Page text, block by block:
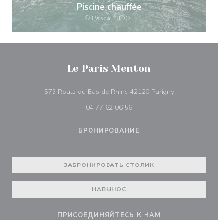
Piscine chauffée
© Pascal SIDOT
Le Paris Menton
573 Route du Bas de Rhins 42120 Parigny
04 77 62 06 56
БРОНИРОВАНИЕ
ЗАБРОНИРОВАТЬ СТОЛИК
НАВЫНОС
ПРИСОЕДИНЯЙТЕСЬ К НАМ